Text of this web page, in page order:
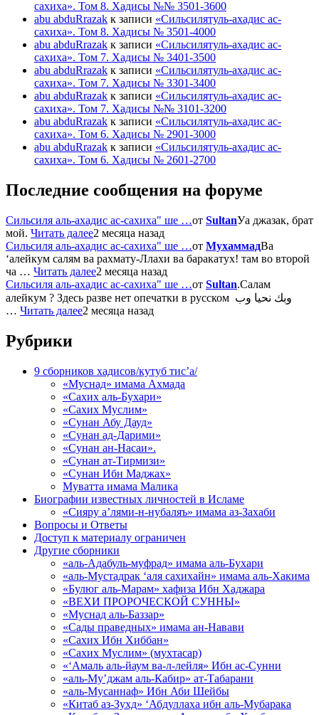
сахиха». Том 8. Хадисы №№ 3501-3600
abu abduRrazak к записи «Сильсилятуль-ахадис ас-
сахиха». Том 8. Хадисы № 3501-4000
abu abduRrazak к записи «Сильсилятуль-ахадис ас-
сахиха». Том 7. Хадисы № 3401-3500
abu abduRrazak к записи «Сильсилятуль-ахадис ас-
сахиха». Том 7. Хадисы № 3301-3400
abu abduRrazak к записи «Сильсилятуль-ахадис ас-
сахиха». Том 7. Хадисы №№ 3101-3200
abu abduRrazak к записи «Сильсилятуль-ахадис ас-
сахиха». Том 6. Хадисы № 2901-3000
abu abduRrazak к записи «Сильсилятуль-ахадис ас-
сахиха». Том 6. Хадисы № 2601-2700
Последние сообщения на форуме
Сильсиля аль-ахадис ас-сахиха" ше …от SultanУа джазак, брат
мой. Читать далее2 месяца назад
Сильсиля аль-ахадис ас-сахиха" ше …от МухаммадВа
‘алейкум салям ва рахмату-Ллахи ва баракатух! там во второй
ча … Читать далее2 месяца назад
Сильсиля аль-ахадис ас-сахиха" ше …от Sultan.Салам
алейкум ? Здесь разве нет опечатки в русском وبك نحيا وب
… Читать далее2 месяца назад
Рубрики
9 сборников хадисов/кутуб тис’а/
«Муснад» имама Ахмада
«Сахих аль-Бухари»
«Сахих Муслим»
«Сунан Абу Дауд»
«Сунан ад-Дарими»
«Сунан ан-Насаи».
«Сунан ат-Тирмизи»
«Сунан Ибн Маджах»
Муватта имама Малика
Биографии известных личностей в Исламе
«Сияру а’лями-н-нубаляъ» имама аз-Захаби
Вопросы и Ответы
Доступ к материалу ограничен
Другие сборники
«аль-Адабуль-муфрад» имама аль-Бухари
«аль-Мустадрак ‘аля сахихайн» имама аль-Хакима
«Булюг аль-Марам» хафиза Ибн Хаджара
«ВЕХИ ПРОРОЧЕСКОЙ СУННЫ»
«Муснад аль-Баззар»
«Сады праведных» имама ан-Навави
«Сахих Ибн Хиббан»
«Сахих Муслим» (мухтасар)
«‘Амаль аль-йаум ва-л-лейля» Ибн ас-Сунни
«аль-Му’джам аль-Кабир» ат-Табарани
«аль-Мусаннаф» Ибн Аби Шейбы
«Китаб аз-Зухд» ‘Абдуллаха ибн аль-Мубарака